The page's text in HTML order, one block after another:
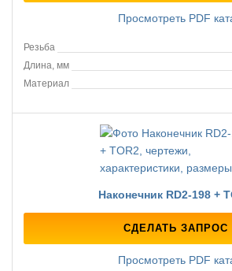
Просмотреть PDF
Резьба
Длина, мм
Материал
Наконечник RD2-198 +
СДЕЛАТЬ ЗАПРОС
Просмотреть PDF